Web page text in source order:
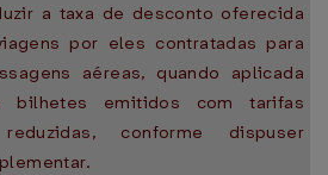
a taxa de desconto oferecida
por eles contratadas para
aéreas, quando aplicada
emitidos com tarifas
conforme dispuser